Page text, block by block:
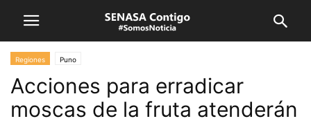
Regiones Puno
Acciones para erradicar
moscas de la fruta atenderán